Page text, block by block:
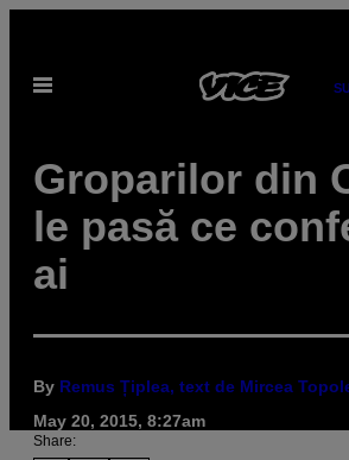
content
Open
Groparilor din
le pasă ce
ai
By Remus Țiplea, text de Mircea
May 20, 2015, 8:27am
Share: